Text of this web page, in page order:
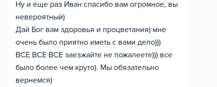
Ну и еще раз Иван спасибо вам огромное, вы
невероятный)
Дай Бог вам здоровья и процветания) мне
очень было приятно иметь с вами дело)))
ВСЕ ВСЕ ВСЕ заезжайте не пожалеете))) все
было более чем круто). Мы обязательно
вернемся)